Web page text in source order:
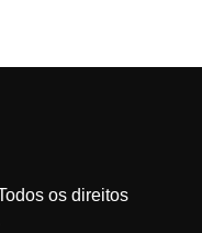
os direitos